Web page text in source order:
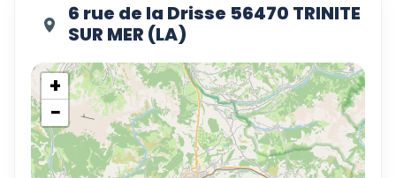
6 rue de la Drisse 56470 TRINITE
SUR MER (LA)
+
−